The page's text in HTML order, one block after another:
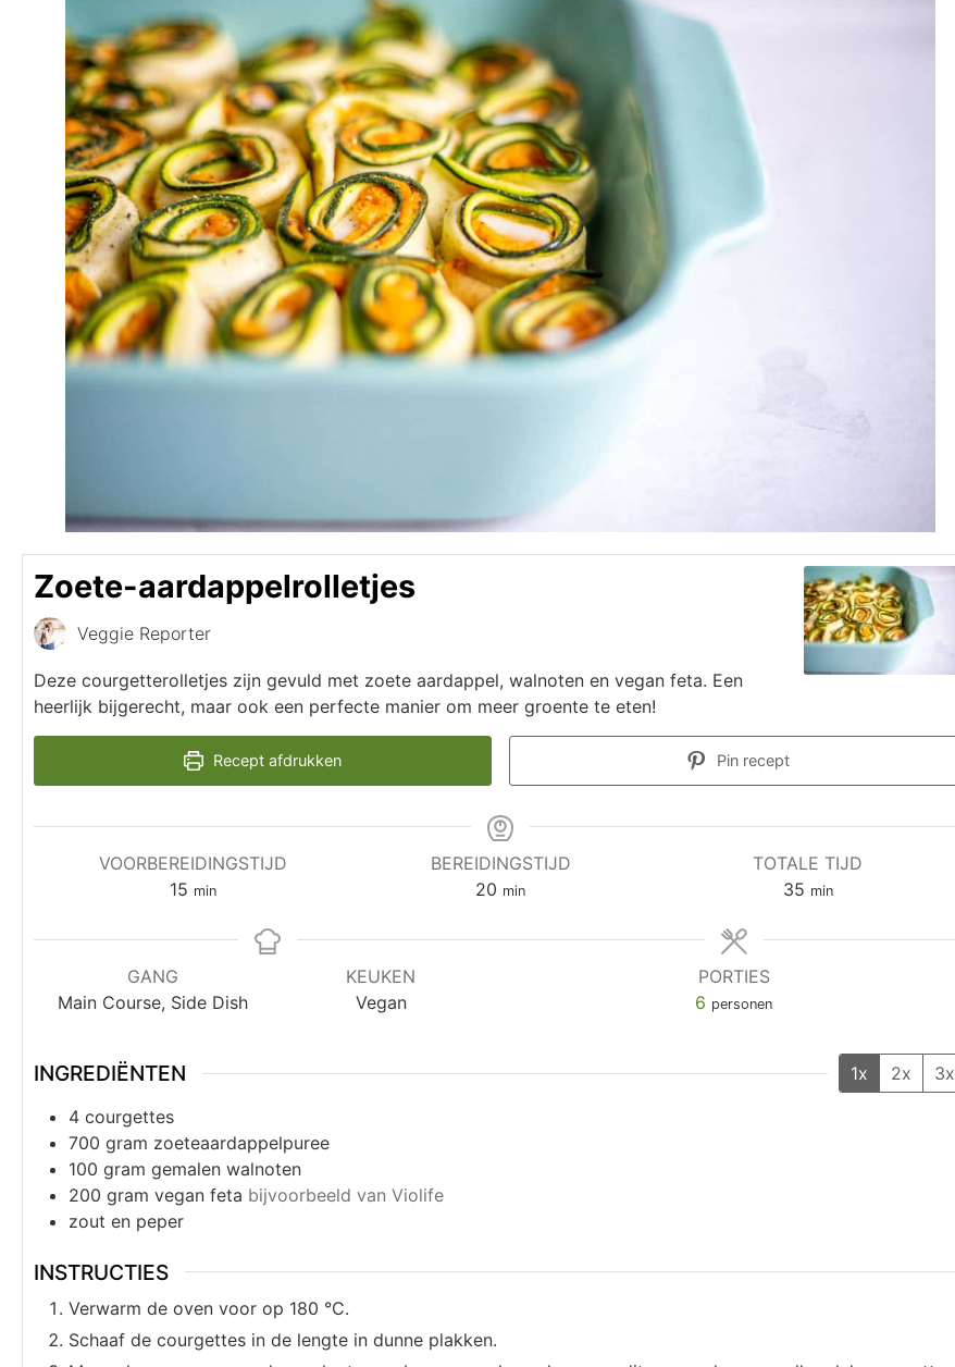
Zoete-aardappelrolletjes
Veggie Reporter
Deze courgetterolletjes zijn gevuld met zoete aardappel, walnoten en vegan feta. Een
heerlijk bijgerecht, maar ook een perfecte manier om meer groente te eten!
Recept afdrukken Pin recept
VOORBEREIDINGSTIJD
15 min
BEREIDINGSTIJD
20 min
TOTALE TIJD
35 min
GANG
Main Course, Side Dish
KEUKEN
Vegan
PORTIES
6 personen
INGREDIËNTEN 1x 2x
3x
4 courgettes
700 gram zoeteaardappelpuree
100 gram gemalen walnoten
200 gram vegan feta bijvoorbeeld van Violife
zout en peper
INSTRUCTIES
Verwarm de oven voor op 180 °C.
Schaaf de courgettes in de lengte in dunne plakken.